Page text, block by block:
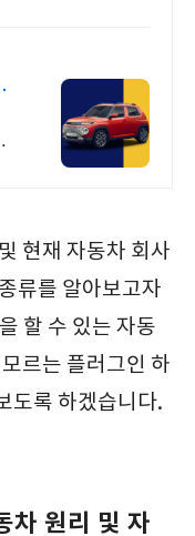
현재 자동차 회사
류를 알아보고자
할 수 있는 자동
르는 플러그인 하
도록 하겠습니다.
차 원리 및 자